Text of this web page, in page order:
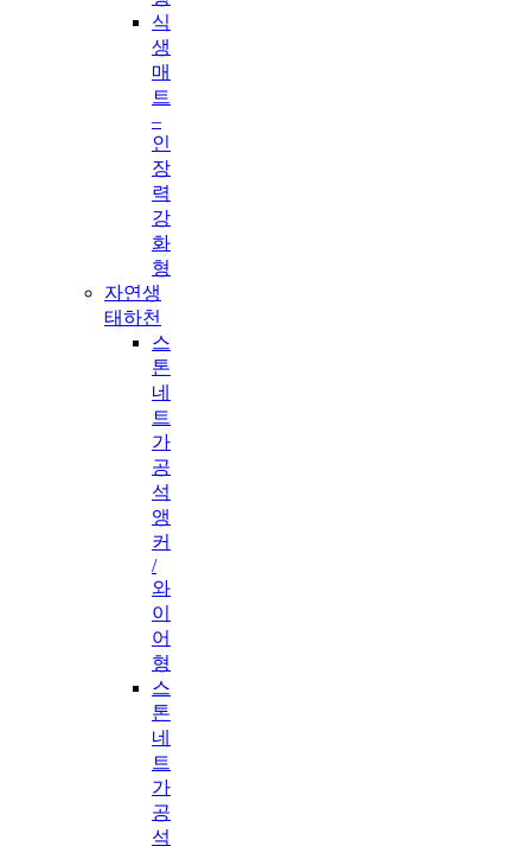
식
생
매
트
–
인
장
력
강
화
형
자연생
태하천
스
톤
네
트
가
공
석
앵
커
/
와
이
어
형
스
톤
네
트
가
공
석